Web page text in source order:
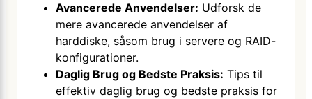
Avancerede Anvendelser: Udforsk de
mere avancerede anvendelser af
harddiske, såsom brug i servere og RAID-
konfigurationer.
Daglig Brug og Bedste Praksis: Tips til
effektiv daglig brug og bedste praksis for